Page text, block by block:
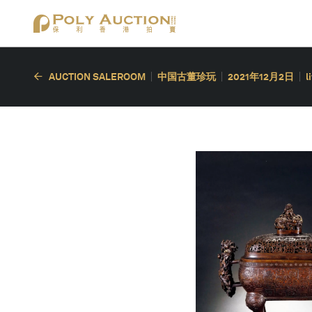
AUCTION SALEROOM 中国古董珍玩 2021年12月2日